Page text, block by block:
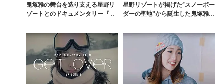
鬼塚雅の舞台を造り支える星野リ
ゾートとのドキュメンタリー『GE
星野リゾートが掲げた“スノーボー
ダーの聖地”から誕生した鬼塚雅ス